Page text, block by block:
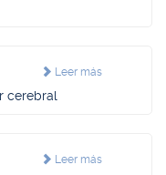
Leer más
cerebral
Leer más